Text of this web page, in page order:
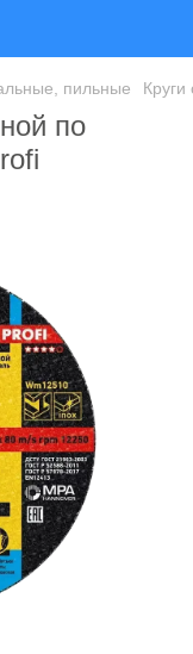
пильные
по